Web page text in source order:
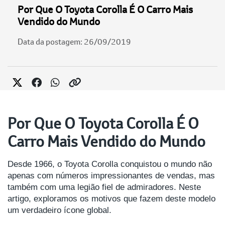
Por Que O Toyota Corolla É O Carro Mais
Vendido do Mundo
Data da postagem: 26/09/2019
Por Que O Toyota Corolla É O
Carro Mais Vendido do Mundo
Desde 1966, o Toyota Corolla conquistou o mundo não
apenas com números impressionantes de vendas, mas
também com uma legião fiel de admiradores. Neste
artigo, exploramos os motivos que fazem deste modelo
um verdadeiro ícone global.